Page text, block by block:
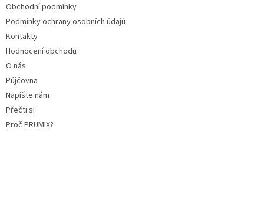
Obchodní podmínky
Podmínky ochrany osobních údajů
Kontakty
Hodnocení obchodu
O nás
Půjčovna
Napište nám
Přečti si
Proč PRUMIX?